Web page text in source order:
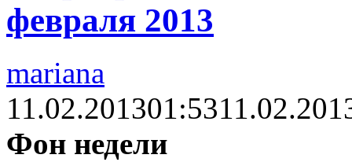
февраля 2013
mariana
11.02.201301:53
Фон недели